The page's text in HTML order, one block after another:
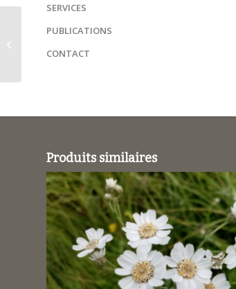
SERVICES
PUBLICATIONS
CONTACT
Produits similaires
Dianthus
Oeillet des Chartreux